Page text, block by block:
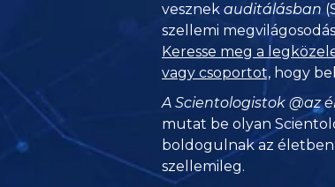
vesznekauditálásban
szellemi
Keresse meg a
vagy csoportot, hogy
A Scientologistok @az
mutat be olyan
boldogulnakaz
szellemileg.